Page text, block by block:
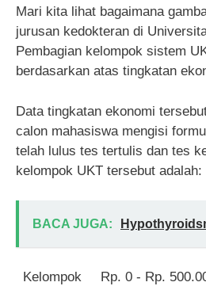
Mari kita lihat bagaimana
jurusan kedokteran di
Pembagian kelompok sistem
berdasarkan atas tingkatan
Data tingkatan ekonomi
calon mahasiswa mengisi
telah lulus tes tertulis dan tes
kelompok UKT tersebut adalah:
BACA JUGA:
Kelompok
Rp. 0 - Rp.